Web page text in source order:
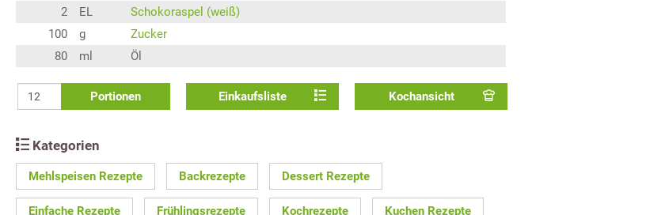
2
EL
Schokoraspel (weiß)
100
g
Zucker
80
ml Öl
Portionen Einkaufsliste Kochansicht
Kategorien
Mehlspeisen Rezepte Backrezepte Dessert Rezepte
Einfache Rezepte Frühlingsrezepte Kochrezepte Kuchen Rezepte